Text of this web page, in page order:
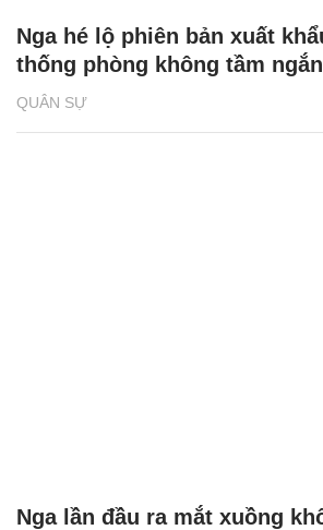
QUÂN SỰ
Nga hé lộ phiên bản xuất
thống phòng không tầm
Nga lần đầu ra mắt xuồng